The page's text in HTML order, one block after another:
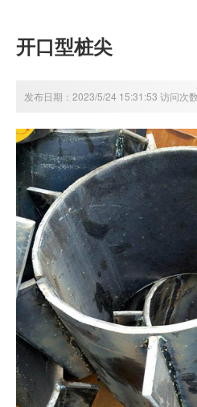
开口型桩尖
发布日期：2023/5/24 15:31:53 访问次